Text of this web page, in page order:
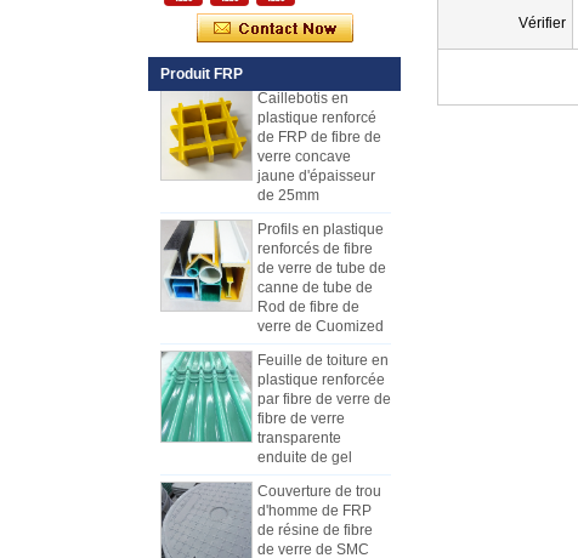
Produit FRP
fibre de verre pour
des remorques
plastique renforcé
de FRP de fibre de
verre concave
jaune d'épaisseur
de 25mm
Profils en plastique
renforcés de fibre
de verre de tube de
canne de tube de
Rod de fibre de
verre de Cuomized
Feuille de toiture en
plastique renforcée
par fibre de verre de
fibre de verre
transparente
enduite de gel
Couverture de trou
d'homme de FRP
de résine de fibre
de verre de SMC
BMC
Comment choisir les panneaux de
carrosserie de camion réfrigéré
En raison du coût, de l'installation et
de la construction, les panneaux
des camions frigorifiques ont été
progressivement fabriqués en
panneaux composites de PRF. Les
Vérifier